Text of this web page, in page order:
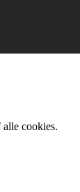
cookies.